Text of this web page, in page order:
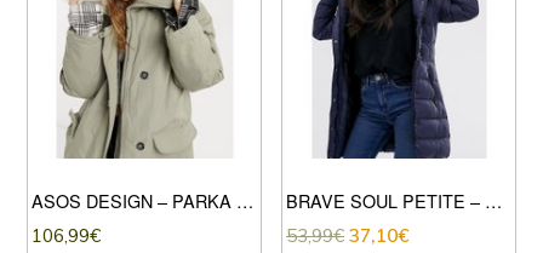
ASOS DESIGN – PARKA LUNGO GRIGIO CON FINITURE IN PELLICCIA SINTETICA
106,99€
BRAVE SOUL PETITE – WIZARD – CAPPOTTO LUNGO IMBOTTITO-NAVY
53,99€ 37,10€